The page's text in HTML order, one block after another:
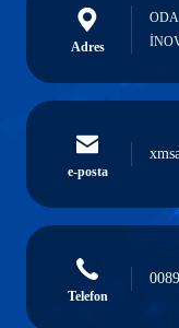
Adres
e-posta
Telefon